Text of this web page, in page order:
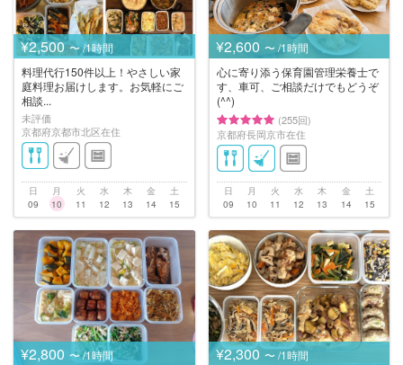
¥2,500 〜 /1時間
料理代行150件以上！やさしい家
庭料理お届けします。お気軽にご
相談...
未評価
京都府京都市北区在住
日
09
月
10
火
11
水
12
木
13
金
14
土
15
¥2,600 〜 /1時間
心に寄り添う保育園管理栄養士で
す、車可、ご相談だけでもどうぞ
(^^)
(255回)
京都府長岡京市在住
日
09
月
10
火
11
水
12
木
13
金
14
土
15
¥2,800 〜 /1時間
¥2,300 〜 /1時間